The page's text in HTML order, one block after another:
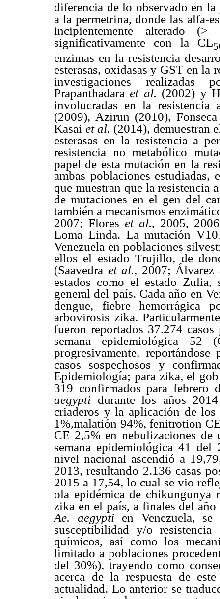
diferencia de lo observado en
a la permetrina, donde las alfa-
incipientemente alterado (>
significativamente con la CL
enzimas en la resistencia
esterasas, oxidasas y GST en la
investigaciones
Prapanthadaraet al. (2002) y
involucradas en la
(2009), Azirun (2010),
Kasai et al. (2014), demuestran
esterasas en la resistencia a
resistencia no metabólico
papel de esta mutación en la
ambas poblaciones estudiadas,
que muestran que la resistencia
de mutaciones en el gen del
también a mecanismos
2007; Floreset al., 2005,
Loma Linda. La mutación
Venezuela en poblaciones
ellos el estado Trujillo, de
(Saavedra et al., 2007; Álvarez
estados como el estado
general del país. Cada año en
dengue, fiebre hemorrágica
arbovirosis zika.
fueron reportados 37.274
semana epidemiológica 52
progresivamente,
casos sospechosos y
Epidemiología; para zika, el
319 confirmados para
aegypti durante los años
criaderos y la aplicación de
1%,malatión 94%, fenitrotion
CE 2,5% en nebulizaciones
semana epidemiológica 41
nivel nacional ascendió a
2013, resultando 2.136 casas
2015 a 17,54, lo cual se vio
ola epidémica de chikungunya
zika en el país, a finales del
Ae. aegypti en Venezuela,
susceptibilidad y/o
químicos, así como los
limitado a poblaciones
del 30%), trayendo como
acerca de la respuesta de
actualidad. Lo anterior se